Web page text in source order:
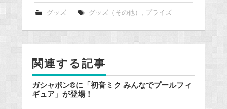
k
グッズ グッズ（その他） , プライズ
関連する記事
ガシャポン®に「初音ミク みんなでプールフィ
ギュア」が登場！